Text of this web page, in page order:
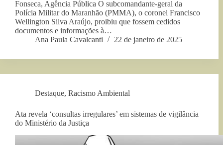
Fonseca, Agência Pública O subcomandante-geral da
Polícia Militar do Maranhão (PMMA), o coronel Francisco
Wellington Silva Araújo, proibiu que fossem cedidos
documentos e informações à…
Ana Paula Cavalcanti
22 de janeiro de 2025
Destaque, Racismo Ambiental
Ata revela ‘consultas irregulares’ em sistemas de vigilância
do Ministério da Justiça